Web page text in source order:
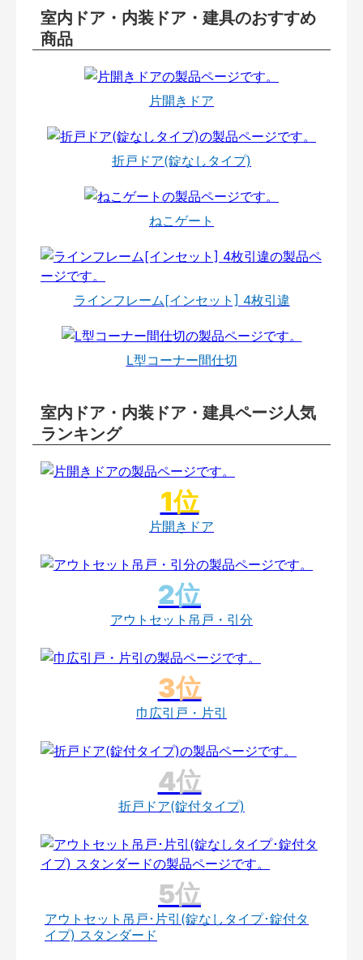
室内ドア・内装ドア・建具のおすすめ
商品
片開きドア
折戸ドア(錠なしタイプ)
ねこゲート
ラインフレーム[インセット] 4枚引違
L型コーナー間仕切
室内ドア・内装ドア・建具ページ人気
ランキング
片開きドア
アウトセット吊戸・引分
巾広引戸・片引
折戸ドア(錠付タイプ)
アウトセット吊戸･片引(錠なしタイプ･錠付タ
イプ) スタンダード